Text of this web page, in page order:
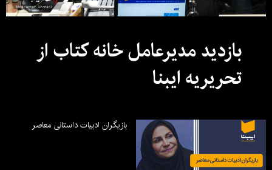
بازدید مدیرعامل خانه کتاب از
تحریریه ایبنا
بازیگران ادبیات داستانی معاصر